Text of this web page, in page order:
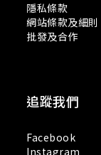
隱私條款
網站條款及細則
批發及合作
追蹤我們
Facebook
Instagram